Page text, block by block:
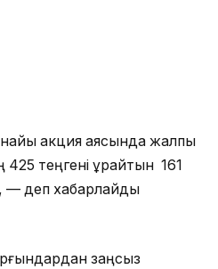
акция аясында жалпы
теңгені құрайтын 161
— деп хабарлайды
заңсыз